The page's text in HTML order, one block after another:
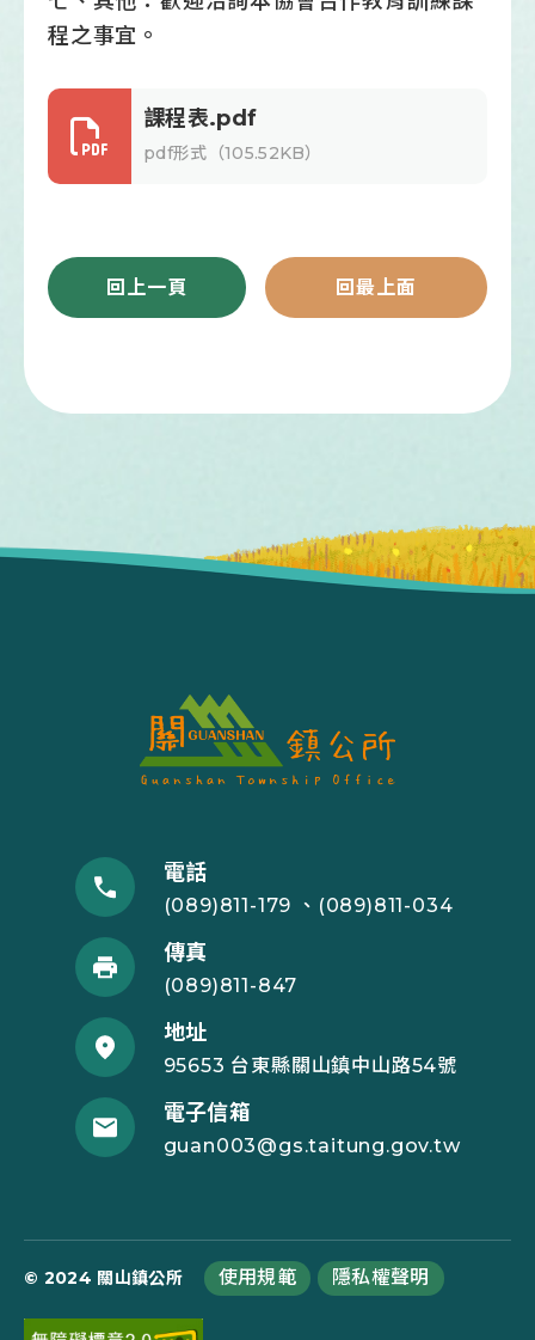
程之事宜。
課程表.pdf
pdf形式（105.52KB）
回上一頁 回最上面
電話
(089)811-179 、(089)811-034
傳真
(089)811-847
地址
95653 台東縣關山鎮中山路54號
電子信箱
guan003@gs.taitung.gov.tw
© 2024 關山鎮公所 使用規範 隱私權聲明